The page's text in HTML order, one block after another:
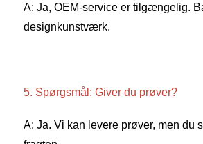
A: Ja, OEM-service er tilgængelig.
designkunstværk.
5. Spørgsmål: Giver du prøver?
A: Ja. Vi kan levere prøver, men du